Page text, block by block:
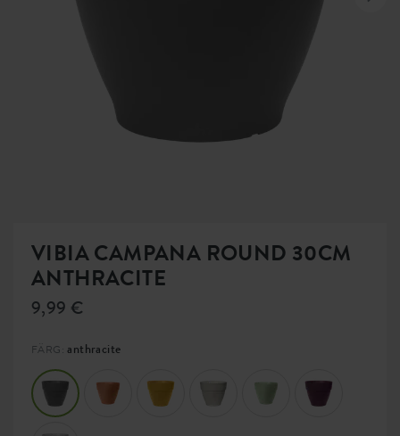
VIBIA CAMPANA ROUND 30CM
ANTHRACITE
9,99 €
FÄRG: anthracite